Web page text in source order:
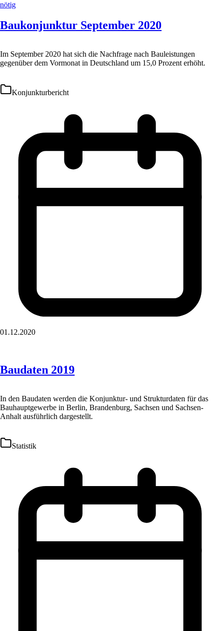
Baukonjunktur September 2020
Im September 2020 hat sich die Nachfrage nach Bauleistungen
gegenüber dem Vormonat in Deutschland um 15,0 Prozent erhöht.
Konjunkturbericht
01.12.2020
Baudaten 2019
In den Baudaten werden die Konjunktur- und Strukturdaten für das
Bauhauptgewerbe in Berlin, Brandenburg, Sachsen und Sachsen-
Anhalt ausführlich dargestellt.
Statistik